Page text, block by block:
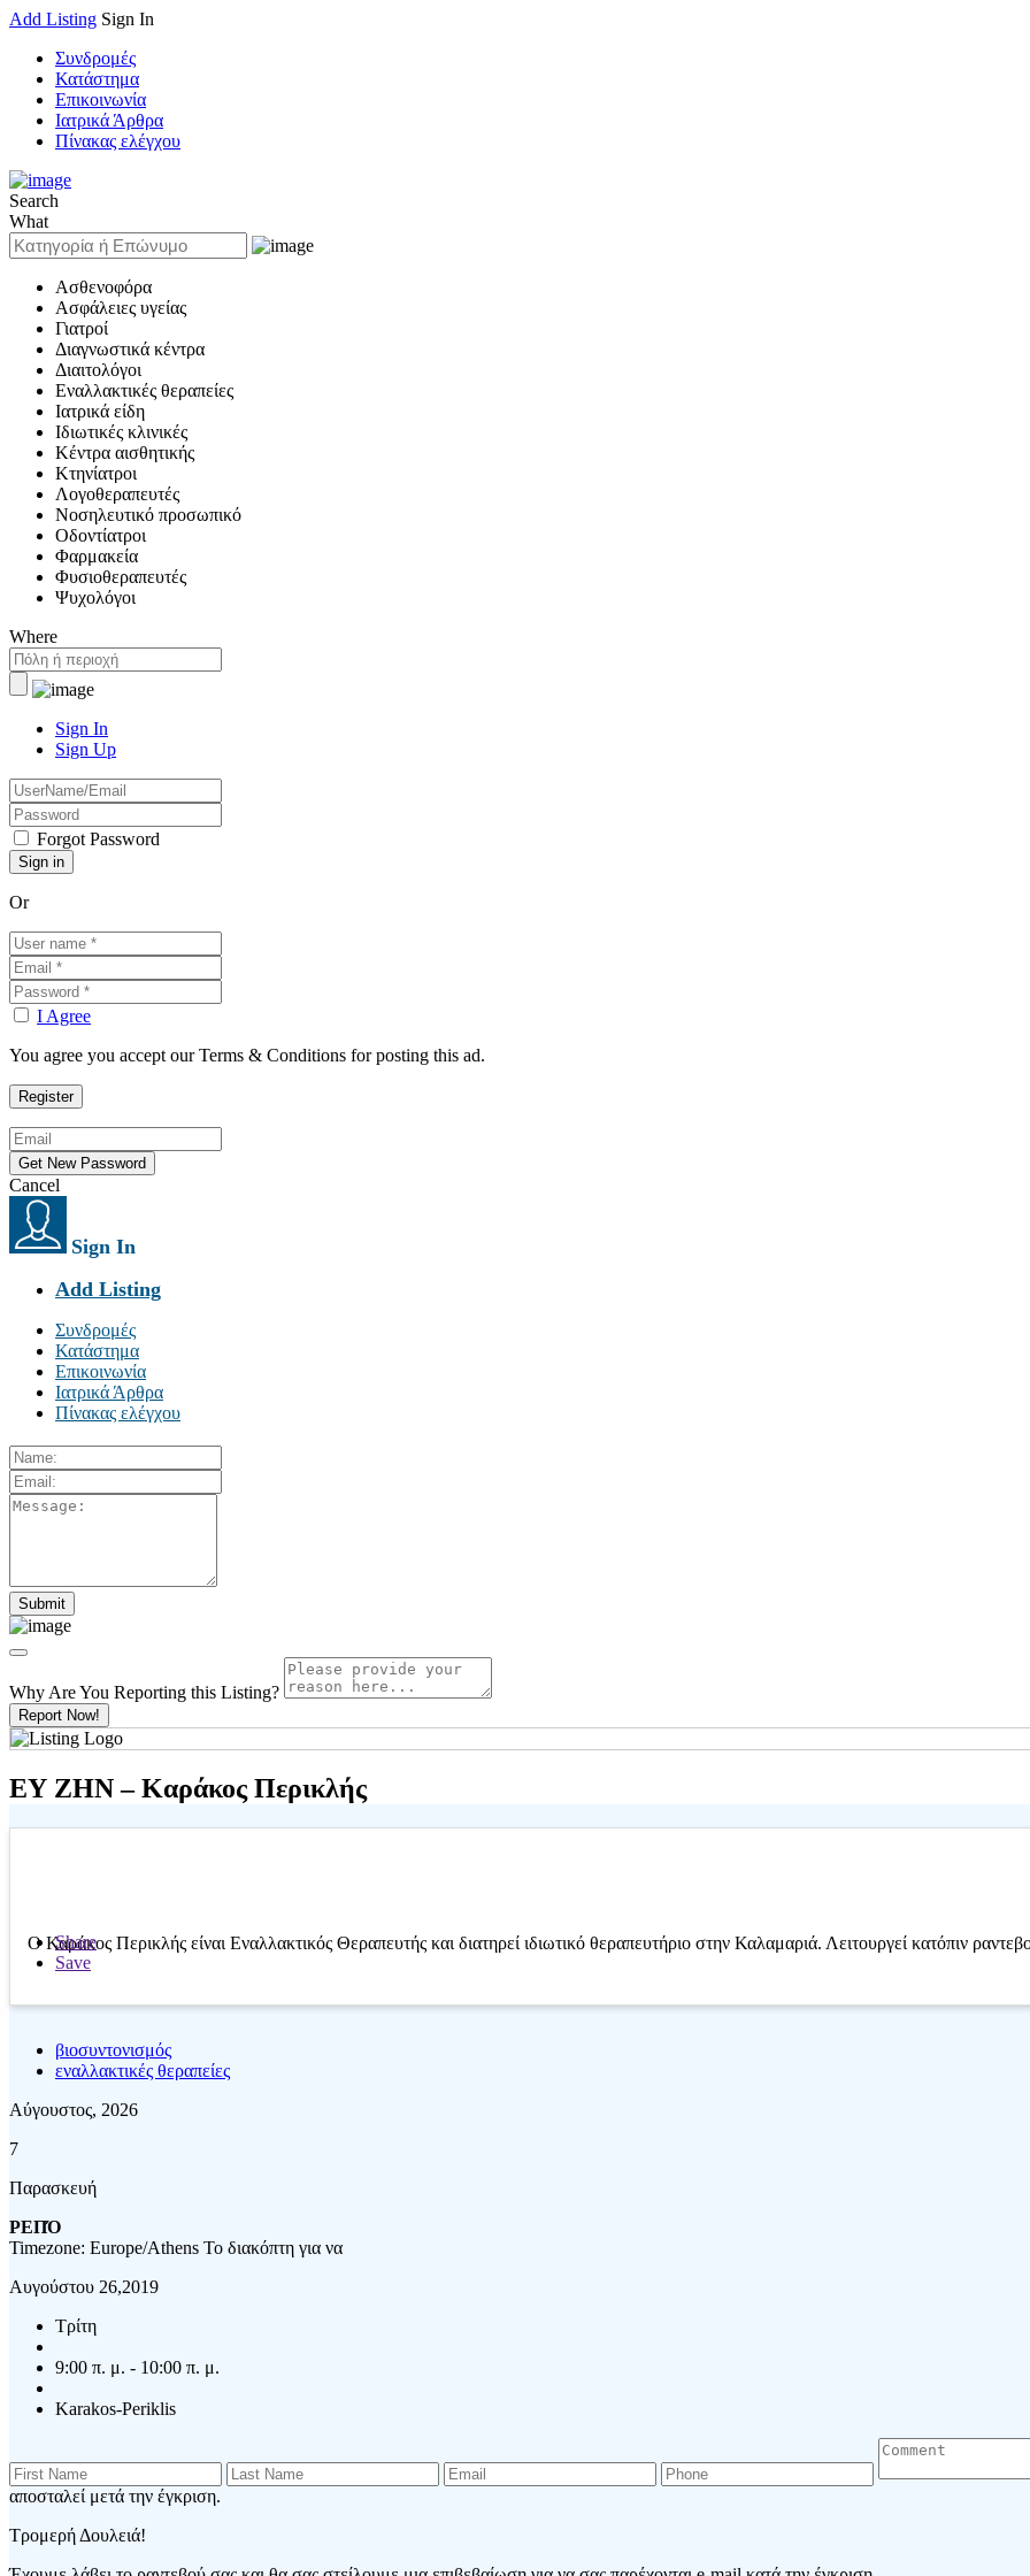
Add Listing Sign In
Συνδρομές
Κατάστημα
Επικοινωνία
Ιατρικά Άρθρα
Πίνακας ελέγχου
Search
What
Ασθενοφόρα
Ασφάλειες υγείας
Γιατροί
Διαγνωστικά κέντρα
Διαιτολόγοι
Εναλλακτικές θεραπείες
Ιατρικά είδη
Ιδιωτικές κλινικές
Κέντρα αισθητικής
Κτηνίατροι
Λογοθεραπευτές
Νοσηλευτικό προσωπικό
Οδοντίατροι
Φαρμακεία
Φυσιοθεραπευτές
Ψυχολόγοι
Where
Sign In
Sign Up
Forgot Password
Or
I Agree
You agree you accept our Terms & Conditions for posting this ad.
Cancel
Sign In
Add Listing
Συνδρομές
Κατάστημα
Επικοινωνία
Ιατρικά Άρθρα
Πίνακας ελέγχου
Why Are You Reporting this Listing?
Report Now!
ΕΥ ΖΗΝ – Καράκος Περικλής
Share
Save
Ο Καράκος Περικλής είναι Εναλλακτικός Θεραπευτής και διατηρεί ιδιωτικό θεραπευτήριο στην Καλαμαριά. Λειτουργεί κατόπιν
βιοσυντονισμός
εναλλακτικές θεραπείες
Αύγουστος, 2026
7
Παρασκευή
ΡΕΠΌ
Timezone: Europe/Athens Το διακόπτη για να
Αυγούστου 26,2019
Τρίτη
9:00 π. μ. - 10:00 π. μ.
Karakos-Periklis
αποσταλεί μετά την έγκριση.
Τρομερή Δουλειά!